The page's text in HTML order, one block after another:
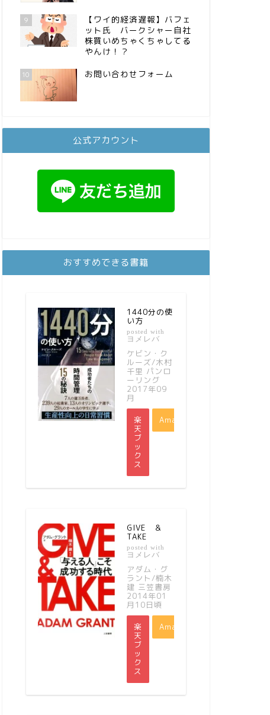
9
【ワイ的経済遅報】バフェ
ット氏 バークシャー自社
株買いめちゃくちゃしてる
やんけ！？
10 お問い合わせフォーム
公式アカウント
おすすめできる書籍
1440分の使
い方
posted with
ヨメレバ
ケビン・ク
ルーズ/木村
千里 パンロ
ーリング
2017年09
月
楽
天
ブ
ッ
ク
ス
Amazon
GIVE ＆
TAKE
posted with
ヨメレバ
アダム・グ
ラント/楠木
建 三笠書房
2014年01
月10日頃
楽
天
ブ
ッ
ク
ス
Amazon